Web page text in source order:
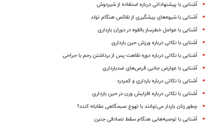
آشنایی با پیشنهاداتی درباره استفاده از شیردوش
آشنایی با شیوه‌های پیشگیری از نقائص هنگام تولد
آشنایی با عوامل خطرساز بالقوه در دوران بارداری
آشنایی با نکاتی درباره ورزش حین بارداری
آشنایی با نکاتی درباره دوره نقاهت پس از برداشتن رحم با جراحی
آشنایی با عوارض جانبی قرص‌های ضدبارداری
آشنایی با نکاتی درباره بارداری و کمردرد
آشنایی با نکاتی درباره افزایش وزن در حین بارداری
چطور زنان باردار می‌توانند با تهوع صبحگاهی مقابله کنند؟
آشنایی با توصیه‌هایی هنگام سقط تصادفی جنین